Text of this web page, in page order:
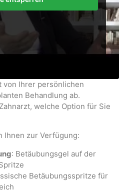
von Ihrer persönlichen
Behandlung ab.
welche Option für Sie
Ihnen zur Verfügung:
: Betäubungsgel auf der
Betäubungsspritze für